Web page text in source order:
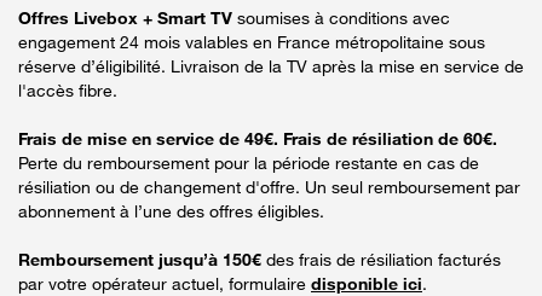
Offres Livebox + Smart TV soumises à conditions avec
engagement 24 mois valables en France métropolitaine sous
réserve d’éligibilité. Livraison de la TV après la mise en service de
l'accès fibre.
Frais de mise en service de 49€. Frais de résiliation de 60€.
Perte du remboursement pour la période restante en cas de
résiliation ou de changement d'offre. Un seul remboursement par
abonnement à l’une des offres éligibles.
Remboursement jusqu’à 150€ des frais de résiliation facturés
par votre opérateur actuel, formulaire disponible ici.